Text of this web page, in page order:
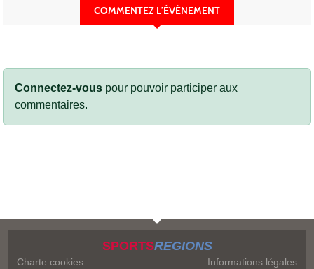
COMMENTEZ L’ÉVÈNEMENT
Connectez-vous pour pouvoir participer aux
commentaires.
SPORTSREGIONS
Charte cookies Informations légales